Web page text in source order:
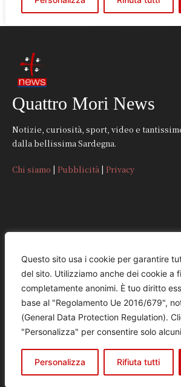
Questo sito usa i cookie per garantire
del sito. Utilizziamo anche dei cookie a
completamente anonimi. È tuo diritto
base al "Regolamento Ue 2016/679",
(General Data Protection Regulation).
"Personalizza" per consentire solo
Personalizza Rifiuta tutti
Quattro Mori News
Notizie, curiosità, sport, video e
dalla bellissima Sardegna.
Chi siamo | Pubblicità | Privacy
CONTATTI
REDAZIONE
redazione@quattromorinews.it
COMMERCIALE
commerciale@quattromorinews.it